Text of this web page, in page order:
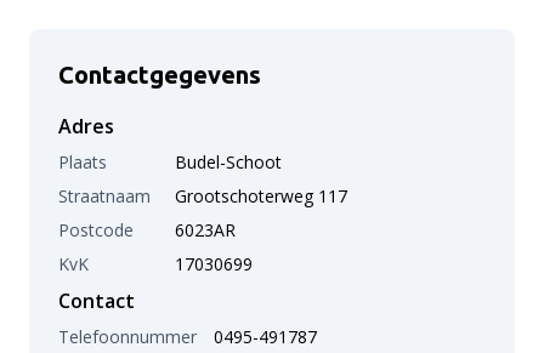
Contactgegevens
Adres
Plaats
Budel-Schoot
Straatnaam
Grootschoterweg 117
Postcode
6023AR
KvK
17030699
Contact
Telefoonnummer
0495-491787